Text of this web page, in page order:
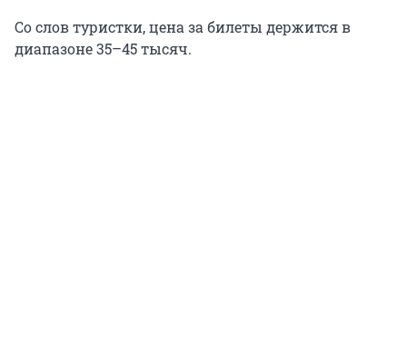
Со слов туристки, цена за билеты держится в
диапазоне 35–45 тысяч.